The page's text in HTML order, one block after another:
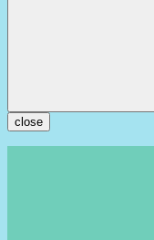
close